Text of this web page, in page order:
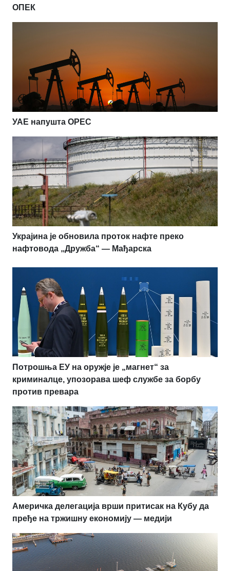
ОПЕК
УАЕ напушта OPEC
Украјина је обновила проток нафте преко
нафтовода „Дружба“ — Мађарска
Потрошња ЕУ на оружје је „магнет“ за
криминалце, упозорава шеф службе за борбу
против превара
Америчка делегација врши притисак на Кубу да
пређе на тржишну економију — медији